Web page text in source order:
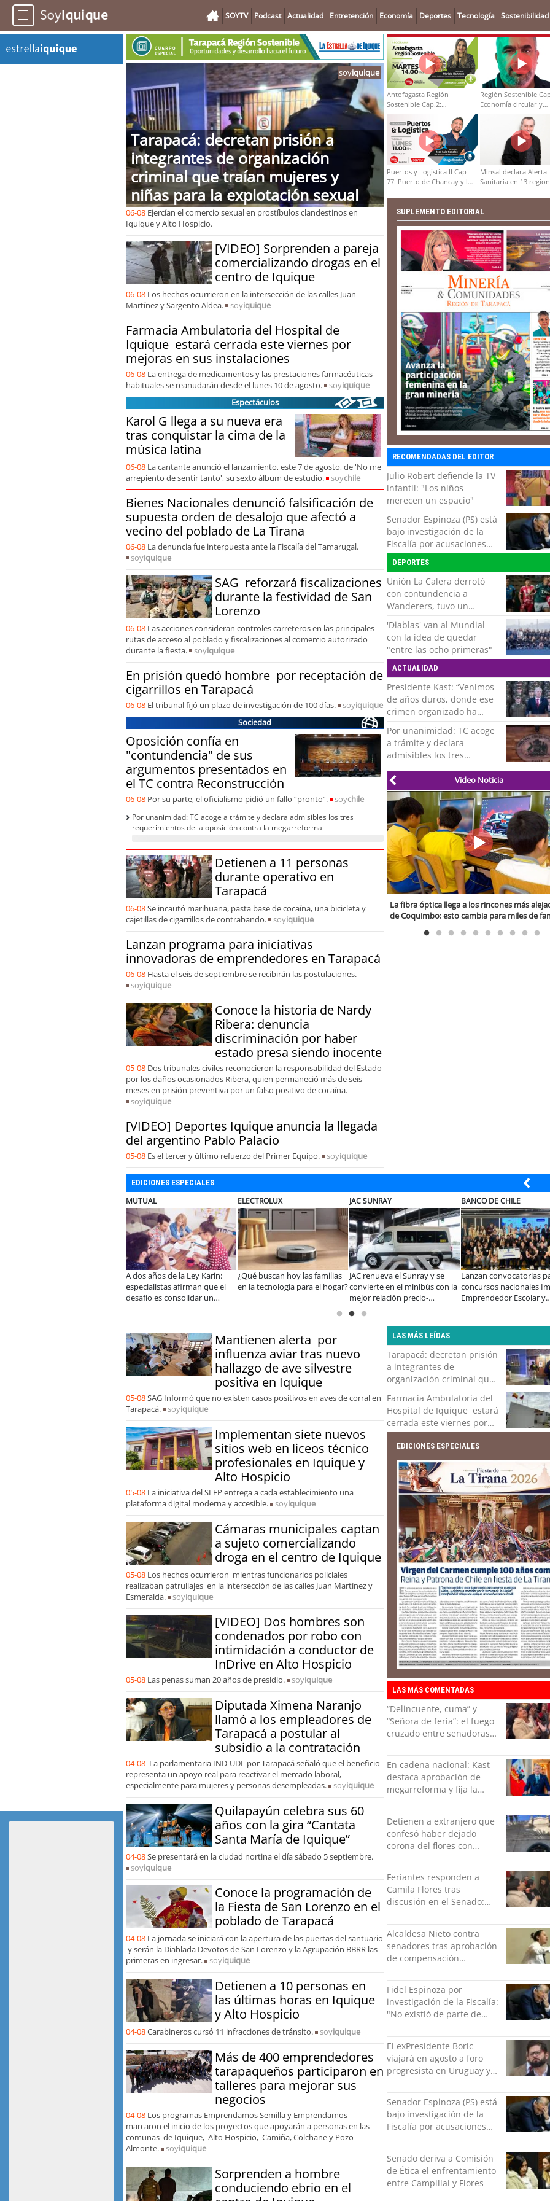
SOYTV Podcast Actualidad Entretención Economía Deportes Tecnología Sostenibilidad
Tarapacá: decretan prisión a
integrantes de organización
criminal que traían mujeres y
niñas para la explotación sexual
soyiquique
06-08 Ejercían el comercio sexual en prostíbulos clandestinos en
Iquique y Alto Hospicio.
[VIDEO] Sorprenden a pareja
comercializando drogas en el
centro de Iquique
06-08 Los hechos ocurrieron en la intersección de las calles Juan
Martínez y Sargento Aldea.
soyiquique
Farmacia Ambulatoria del Hospital de
Iquique estará cerrada este viernes por
mejoras en sus instalaciones
06-08 La entrega de medicamentos y las prestaciones farmacéuticas
habituales se reanudarán desde el lunes 10 de agosto.
soyiquique
Espectáculos
Karol G llega a su nueva era
tras conquistar la cima de la
música latina
06-08 La cantante anunció el lanzamiento, este 7 de agosto, de 'No me
arrepiento de sentir tanto', su sexto álbum de estudio.
soychile
Bienes Nacionales denunció falsificación de
supuesta orden de desalojo que afectó a
vecino del poblado de La Tirana
06-08 La denuncia fue interpuesta ante la Fiscalía del Tamarugal.
soyiquique
SAG reforzará fiscalizaciones
durante la festividad de San
Lorenzo
06-08 Las acciones consideran controles carreteros en las principales
rutas de acceso al poblado y fiscalizaciones al comercio autorizado
durante la fiesta.
soyiquique
En prisión quedó hombre por receptación de
cigarrillos en Tarapacá
06-08 El tribunal fijó un plazo de investigación de 100 días. soyiquique
Sociedad
Oposición confía en
"contundencia" de sus
argumentos presentados en
el TC contra Reconstrucción
06-08 Por su parte, el oficialismo pidió un fallo “pronto”. soychile
Por unanimidad: TC acoge a trámite y declara admisibles los tres
requerimientos de la oposición contra la megarreforma
Detienen a 11 personas
durante operativo en
Tarapacá
06-08Se incautó marihuana, pasta base de cocaína, una bicicleta y
cajetillas de cigarrillos de contrabando.
soyiquique
Lanzan programa para iniciativas
innovadoras de emprendedores en Tarapacá
06-08 Hasta el seis de septiembre se recibirán las postulaciones.
soyiquique
Conoce la historia de Nardy
Ribera: denuncia
discriminación por haber
estado presa siendo inocente
05-08 Dos tribunales civiles reconocieron la responsabilidad del Estado
por los daños ocasionados Ribera, quien permaneció más de seis
meses en prisión preventiva por un falso positivo de cocaína.
soyiquique
[VIDEO] Deportes Iquique anuncia la llegada
del argentino Pablo Palacio
05-08 Es el tercer y último refuerzo del Primer Equipo. soyiquique
Antofagasta Región
Sostenible Cap.2:
Educación ambiental y
formación de capacidades
técnicas
Región Sostenible
Economía circular y
Puertos y Logística II Cap
77: Puerto de Chancay y la
Minsal declara Alerta
Sanitaria en 13
SUPLEMENTO EDITORIAL
RECOMENDADAS DEL EDITOR
Julio Robert defiende la TV
infantil: "Los niños
merecen un espacio"
Senador Espinoza (PS) está
bajo investigación de la
Fiscalía por acusaciones
cruzadas de agresión con
su pareja
DEPORTES
Unión La Calera derrotó
con contundencia a
Wanderers, tuvo un
respiro y clasificó en Copa
Chile
'Diablas' van al Mundial
con la idea de quedar
"entre las ocho primeras"
ACTUALIDAD
Presidente Kast: “Venimos
de años duros, donde ese
crimen organizado ha
ocupado un lugar que no
le corresponde”
Por unanimidad: TC acoge
a trámite y declara
admisibles los tres
oposición contra la
megarreforma
Video Noticia
[VIDEO] Hincha antofagastino relata brutal
violencia en el Estadio de Independiente: “Les
pegaban mucho a las mujeres”
La fibra óptica llega a los rincones más
de Coquimbo: esto cambia para miles de
EDICIONES ESPECIALES
JAC renueva el Sunray y se
convierte en el minibús con la
mejor relación precio-
Lanzan convocatorias para los
concursos nacionales Impacto
Emprendedor Escolar y
Beca Indígena de Minera El
Abra apoya a joven de
Toconce que proyecta su
futuro en la minería
Chilexpress y Emprende tu
Mente sellan alianza para
impulsar el ecosistema
HYUNDAI
perfecto
ciudad?
Mantienen alerta por
influenza aviar tras nuevo
hallazgo de ave silvestre
positiva en Iquique
05-08SAG Informó que no existen casos positivos en aves de corral en
Tarapacá.
soyiquique
Implementan siete nuevos
sitios web en liceos técnico
profesionales en Iquique y
Alto Hospicio
05-08 La iniciativa del SLEP entrega a cada establecimiento una
plataforma digital moderna y accesible.
soyiquique
Cámaras municipales captan
a sujeto comercializando
droga en el centro de Iquique
05-08 Los hechos ocurrieron mientras funcionarios policiales
realizaban patrullajes en la intersección de las calles Juan Martínez y
Esmeralda.
soyiquique
[VIDEO] Dos hombres son
condenados por robo con
intimidación a conductor de
InDrive en Alto Hospicio
05-08 Las penas suman 20 años de presidio. soyiquique
Diputada Ximena Naranjo
llamó a los empleadores de
Tarapacá a postular al
subsidio a la contratación
04-08 La parlamentaria IND-UDI por Tarapacá señaló que el beneficio
representa un apoyo real para reactivar el mercado laboral,
especialmente para mujeres y personas desempleadas.
soyiquique
Quilapayún celebra sus 60
años con la gira “Cantata
Santa María de Iquique”
04-08Se presentará en la ciudad nortina el día sábado 5 septiembre.
soyiquique
Conoce la programación de
la Fiesta de San Lorenzo en el
poblado de Tarapacá
04-08 La jornada se iniciará con la apertura de las puertas del santuario
y serán la Diablada Devotos de San Lorenzo y la Agrupación BBRR las
primeras en ingresar.
soyiquique
Detienen a 10 personas en
las últimas horas en Iquique
y Alto Hospicio
04-08Carabineros cursó 11 infracciones de tránsito. soyiquique
Más de 400 emprendedores
tarapaqueños participaron en
talleres para mejorar sus
negocios
04-08 Los programas Emprendamos Semilla y Emprendamos
marcaron el inicio de los proyectos que apoyarán a personas en las
comunas de Iquique, Alto Hospicio, Camiña, Colchane y Pozo
Almonte.
soyiquique
Sorprenden a hombre
conduciendo ebrio en el
LAS MÁS LEÍDAS
Tarapacá: decretan prisión
a integrantes de
organización criminal que
traían mujeres y niñas
para la explotación sexual
Farmacia Ambulatoria del
Hospital de Iquique estará
cerrada este viernes por
mejoras en sus
instalaciones
EDICIONES ESPECIALES
LAS MÁS COMENTADAS
“Delincuente, cuma” y
“Señora de feria”: el fuego
cruzado entre senadoras
Senado
En cadena nacional: Kast
destaca aprobación de
megarreforma y fija la
desafío del Gobierno
Detienen a extranjero que
confesó haber dejado
corona del flores con
exPenitenciaría
Feriantes responden a
Camila Flores tras
discusión en el Senado:
orgullo”
Alcaldesa Nieto contra
senadores tras aprobación
de compensación
indolente"
Fidel Espinoza por
investigación de la Fiscalía:
"No existió de parte de
violencia física ni verbal"
El exPresidente Boric
viajará en agosto a foro
progresista en Uruguay y
Senador Espinoza (PS) está
bajo investigación de la
Fiscalía por acusaciones
su pareja
Senado deriva a Comisión
de Ética el enfrentamiento
entre Campillai y Flores